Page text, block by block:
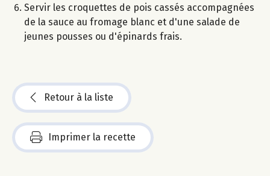
Servir les croquettes de pois cassés accompagnées
de la sauce au fromage blanc et d'une salade de
jeunes pousses ou d'épinards frais.
Retour à la liste
Imprimer la recette